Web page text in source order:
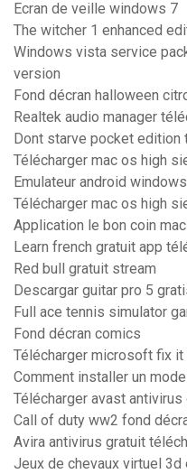
Ecran de veille windows 7
The witcher 1 enhanced
Windows vista service
version
Fond décran halloween
Realtek audio manager
Dont starve pocket edition
Télécharger mac os high
Emulateur android
Télécharger mac os high
Application le bon coin mac
Learn french gratuit app
Red bull gratuit stream
Descargar guitar pro 5
Full ace tennis simulator
Fond décran comics
Télécharger microsoft fix
Comment installer un
Télécharger avast
Call of duty ww2 fond
Avira antivirus gratuit
Jeux de chevaux virtuel 3d